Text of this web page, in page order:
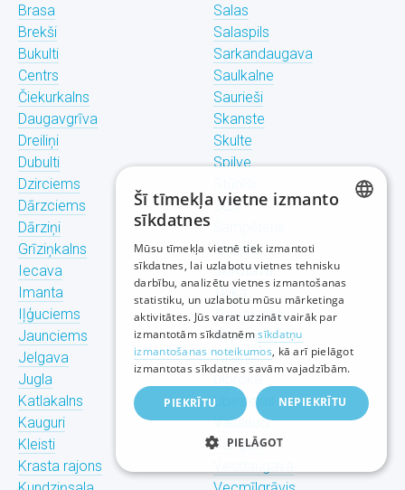
Brasa
Brekši
Bukulti
Centrs
Čiekurkalns
Daugavgrīva
Dreiliņi
Dubulti
Dzirciems
Dārzciems
Dārziņi
Grīziņkalns
Iecava
Imanta
Iļģuciems
Jaunciems
Jelgava
Jugla
Katlakalns
Kauguri
Kleisti
Krasta rajons
Salas
Salaspils
Sarkandaugava
Saulkalne
Saurieši
Skanste
Skulte
Spilve
Suži
Šmerļis
Šķirotava
Teika
Torņakalns
Trīsciems
Tīraine
Upeslejas
Valdlauči
Vangaži
RUSSIAN
ENGLISH
Šī tīmekļa vietne izmanto
sīkdatnes
Mūsu tīmekļa vietnē tiek izmantoti
sīkdatnes, lai uzlabotu vietnes tehnisku
darbību, analizētu vietnes izmantošanas
statistiku, un uzlabotu mūsu mārketinga
aktivitātes. Jūs varat uzzināt vairāk par
izmantotām sīkdatnēmsīkdatņu
izmantošanas noteikumos, kā arī pielāgot
izmantotas sīkdatnes savām vajadzībām.
PIEKRĪTU NEPIEKRĪTU
PIELĀGOT